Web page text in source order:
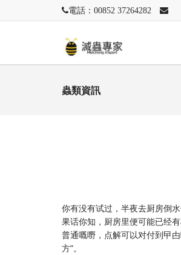
電話：00852 37264282
蟲類資訊
你有没有试过，半夜去厨房倒
果话你知，厨房里便可能已经
普通嘅嘢，点解可以对付到曱
方”。